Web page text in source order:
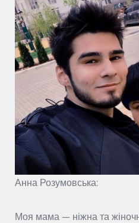
Анна Розумовська:
Моя мама — ніжна та